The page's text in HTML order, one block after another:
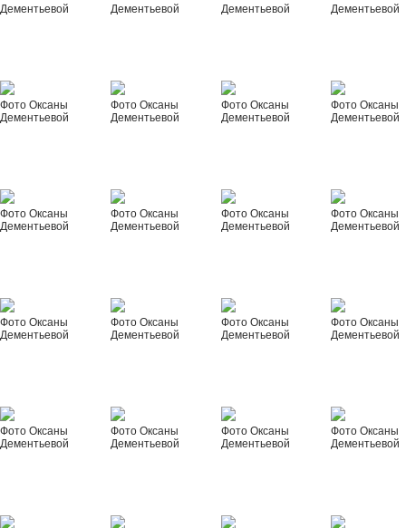
Дементьевой
Дементьевой
Дементьевой
Дементьевой
Фото Оксаны
Дементьевой
Фото Оксаны
Дементьевой
Фото Оксаны
Дементьевой
Фото Оксаны
Дементьевой
Фото Оксаны
Дементьевой
Фото Оксаны
Дементьевой
Фото Оксаны
Дементьевой
Фото Оксаны
Дементьевой
Фото Оксаны
Дементьевой
Фото Оксаны
Дементьевой
Фото Оксаны
Дементьевой
Фото Оксаны
Дементьевой
Фото Оксаны
Дементьевой
Фото Оксаны
Дементьевой
Фото Оксаны
Дементьевой
Фото Оксаны
Дементьевой